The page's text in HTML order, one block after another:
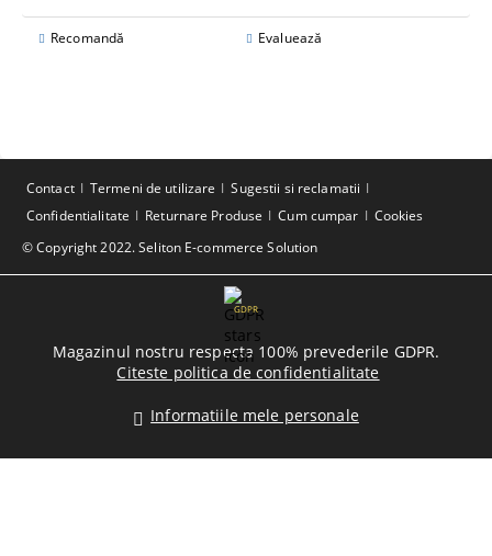
Recomandă Evaluează
© Copyright 2022. Seliton E-commerce Solution
Contact Termeni de utilizare
Sugestii si reclamatii
Confidentialitate
Returnare Produse Cum cumpar Cookies
GDPR
Magazinul nostru respecta 100% prevederile GDPR.
Citeste politica de confidentialitate
Informatiile mele personale